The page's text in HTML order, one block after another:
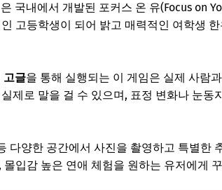
국내에서 개발된 포커스 온 유(Focus on
고등학생이 되어 밝고 매력적인 여학생
고글을 통해 실행되는 이 게임은 실제 사람
제로 말을 걸 수 있으며, 표정 변화나 눈동
다양한 공간에서 사진을 촬영하고 특별한
입감 높은 연애 체험을 원하는 유저에게